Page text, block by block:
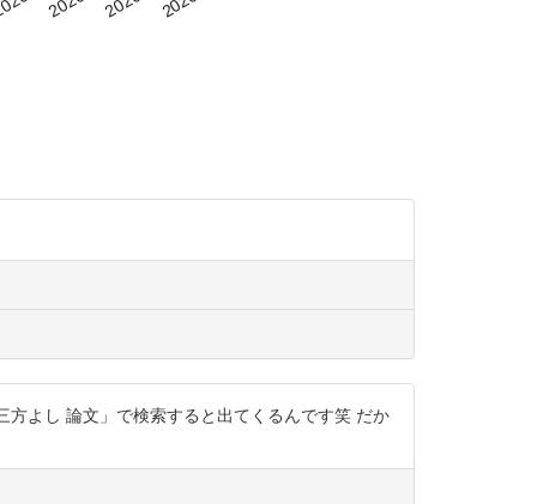
よし 論文」で検索すると出てくるんです笑 だか